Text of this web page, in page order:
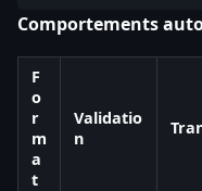
Comportements
F
o
r
m
a
t
Validatio
n